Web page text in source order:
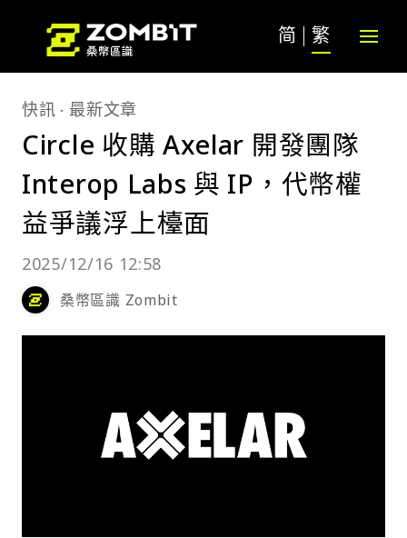
简 繁
快訊 最新文章
Circle 收購 Axelar 開發團隊
Interop Labs 與 IP，代幣權
益爭議浮上檯面
2025/12/16 12:58
桑幣區識 Zombit